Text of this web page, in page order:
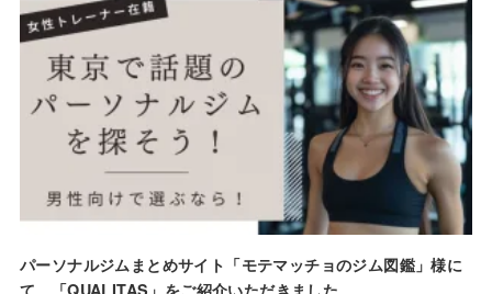
パーソナルジムまとめサイト「モテマッチョのジム図鑑」様に
て、「QUALITAS」をご紹介いただきました